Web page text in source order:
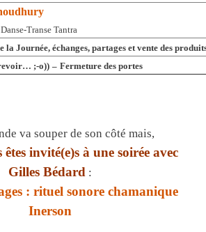
Transe Tantra
la Journée, échanges, partages et vente des
revoir… ;-o)) – Fermeture des portes
va souper de son côté mais,
invité(e)s à une soirée avec
Gilles Bédard :
: rituel sonore chamanique
Inerson